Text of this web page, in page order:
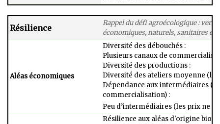
Résilience
Rappel du défi agroécologique : vers
économiques, naturels, sanitaires et
Aléas économiques
Diversité des débouchés :​
Plusieurs canaux de
Diversité des productions :​
Diversité des ateliers moyenne
Dépendance aux intermédiaires
commercialisation) :​
Peu d’intermédiaires (les prix ne
Résilience aux aléas d'origine